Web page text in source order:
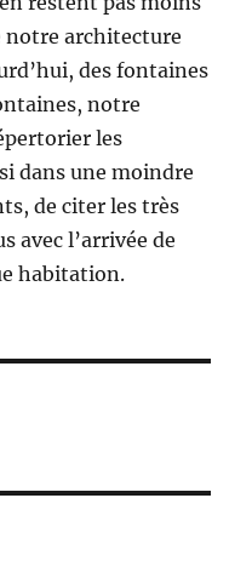
notre architecture
des fontaines
notre
les
dans une moindre
de citer les très
avec l’arrivée de
habitation.